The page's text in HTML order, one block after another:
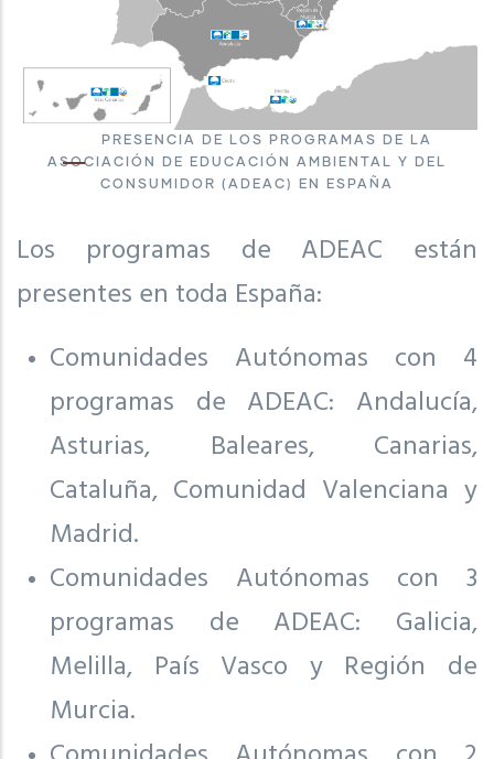
PRESENCIA DE LOS PROGRAMAS DE LA
ASOCIACIÓN DE EDUCACIÓN AMBIENTAL Y DEL
CONSUMIDOR (ADEAC) EN ESPAÑA
Los programas de ADEAC están
presentes en toda España:
Comunidades Autónomas con 4
programas de ADEAC: Andalucía,
Asturias, Baleares, Canarias,
Cataluña, Comunidad Valenciana y
Madrid.
Comunidades Autónomas con 3
programas de ADEAC: Galicia,
Melilla, País Vasco y Región de
Murcia.